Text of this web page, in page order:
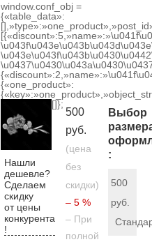
window.conf_obj =
{«table_data»:
{«one_product»:
[]};
Нашли
дешевле?
Сделаем
скидку
от цены
конкурента
!
500
руб.
(цена
без
скидки)
– 5 %
– При
полной
Выбор
:
500
руб.